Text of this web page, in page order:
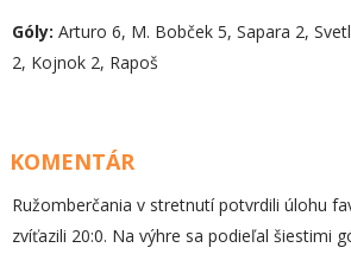
Góly: Arturo 6, M. Bobček 5, Sapara 2,
2, Kojnok 2, Rapoš
KOMENTÁR
Ružomberčania v stretnutí potvrdili úlohu
zvíťazili 20:0. Na výhre sa podieľal šiestimi